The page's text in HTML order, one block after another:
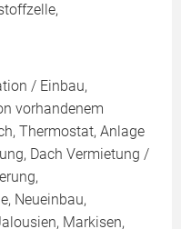
/ Einbau,
vorhandenem
Thermostat, Anlage
Dach Vermietung /
Neueinbau,
Markisen,